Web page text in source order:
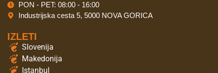
PON - PET: 08:00 - 16:00
Industrijska cesta 5, 5000 NOVA GORICA
IZLETI
Slovenija
Makedonija
Istanbul